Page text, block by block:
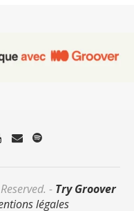
- Try Groover
légales